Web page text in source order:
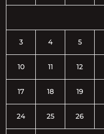
3 4 5
10 11 12
17 18 19
24 25 26